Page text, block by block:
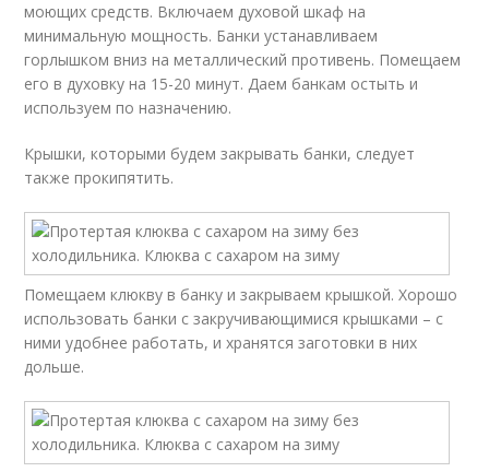
моющих средств. Включаем духовой шкаф на
минимальную мощность. Банки устанавливаем
горлышком вниз на металлический противень. Помещаем
его в духовку на 15-20 минут. Даем банкам остыть и
используем по назначению.
Крышки, которыми будем закрывать банки, следует
также прокипятить.
Помещаем клюкву в банку и закрываем крышкой. Хорошо
использовать банки с закручивающимися крышками – с
ними удобнее работать, и хранятся заготовки в них
дольше.